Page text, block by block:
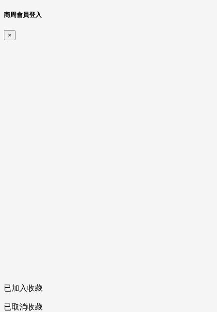
商周會員登入
×
已加入收藏
已取消收藏